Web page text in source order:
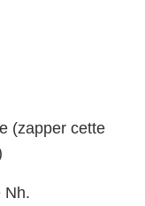
(zapper cette
Nh.